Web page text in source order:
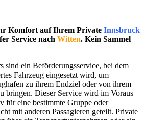
Komfort auf Ihrem Private Innsbruck
Service nach Witten. Kein Sammel
sind ein Beförderungsservice, bei dem
Fahrzeug eingesetzt wird, um
zu ihrem Endziel oder von ihrem
bringen. Dieser Service wird im Voraus
für eine bestimmte Gruppe oder
mit anderen Passagieren geteilt. Private